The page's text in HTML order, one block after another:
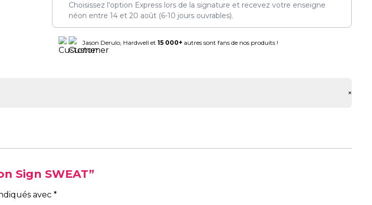
Choisissez l'option Express lors de la signature et recevez votre enseigne
néon entre 14et 20 août(6-10 jours ouvrables).
Jason Derulo, Hardwell et 15 000+autres sont fans de nos produits !
+
Sign SWEAT”
avec *